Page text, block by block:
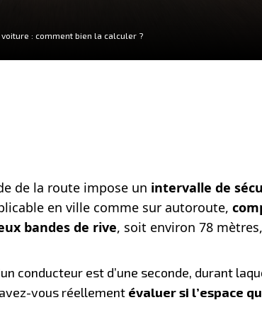
: comment bien la calculer ?
de la route impose un intervalle de
en ville comme sur autoroute,
bandes de rive, soit environ 78
conducteur est d’une seconde, durant
vous réellement évaluer si l’espace